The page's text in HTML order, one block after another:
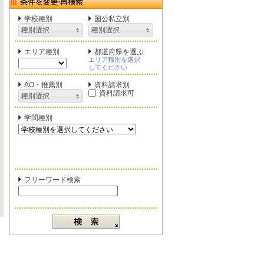
学校種別
種別選択
国公私立別
種別選択
エリア種別 都道府県を選ぶ
エリア種別を選択
してください
AO・推薦別
種別選択
資料請求別
資料請求可
学問種別
フリーワード検索